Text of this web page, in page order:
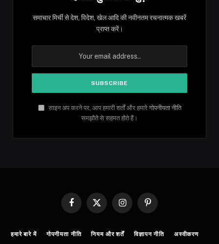
समाचार मिर्ची से देश, विदेश, खेल आदि की नवीनतम रचनात्मक खबरें
प्राप्त करें।
साइन अप करने पर, आप हमारी शर्तों और हमारे गोपनीयता नीति
समझौते से सहमत होते हैं।
Facebook
X
InstagramPinterest
हमारे बारे में गोपनीयता नीति नियम और शर्तें विज्ञापन नीति अस्वीकरण